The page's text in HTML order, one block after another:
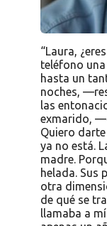
“Laura,
teléfono
hasta un
noches,
las
exmarido,
Quiero
ya no está.
madre.
helada. Sus
otra
de qué se
llamaba a